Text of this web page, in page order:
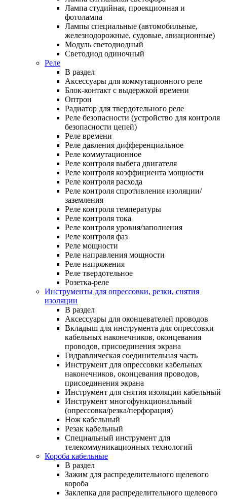
Лампа студийная, проекционная и
фотолампа
Лампы специальные (автомобильные,
железнодорожные, судовые, авиационные)
Модуль светодиодный
Светодиод одиночный
Реле
В раздел
Аксессуары для коммутационного реле
Блок-контакт с выдержкой времени
Оптрон
Радиатор для твердотельного реле
Реле безопасности (устройство для контроля
безопасности цепей)
Реле времени
Реле давления дифференциальное
Реле коммутационное
Реле контроля выбега двигателя
Реле контроля коэффициента мощности
Реле контроля расхода
Реле контроля спротивления изоляции/
заземления
Реле контроля температуры
Реле контроля тока
Реле контроля уровня/заполнения
Реле контроля фаз
Реле мощности
Реле направления мощности
Реле напряжения
Реле твердотельное
Розетка-реле
Инструменты для опрессовки, резки, снятия
изоляции
В раздел
Аксессуары для оконцевателей проводов
Вкладыш для инструмента для опрессовки
кабельных наконечников, оконцевания
проводов, присоединения экрана
Гидравлическая соединительная часть
Инструмент для опрессовки кабельных
наконечников, оконцевания проводов,
присоединения экрана
Инструмент для снятия изоляции кабельный
Инструмент многофункциональный
(опрессовка/резка/перфорация)
Нож кабельный
Резак кабельный
Специальный инструмент для
телекоммуникационных технологий
Короба кабельные
В раздел
Зажим для распределительного щелевого
короба
Заклепка для распределительного щелевого